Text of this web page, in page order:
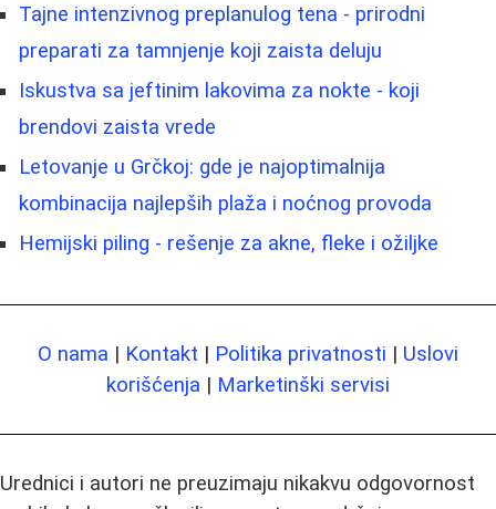
Tajne intenzivnog preplanulog tena - prirodni
preparati za tamnjenje koji zaista deluju
Iskustva sa jeftinim lakovima za nokte - koji
brendovi zaista vrede
Letovanje u Grčkoj: gde je najoptimalnija
kombinacija najlepših plaža i noćnog provoda
Hemijski piling - rešenje za akne, fleke i ožiljke
O nama | Kontakt | Politika privatnosti | Uslovi
korišćenja | Marketinški servisi
Urednici i autori ne preuzimaju nikakvu odgovornost